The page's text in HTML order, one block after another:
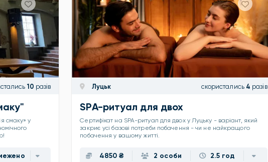
10 разів
смаку» у
Луцьк скористались 4 разів
SPA-ритуал для двох
Сертифікат на SPA-ритуал для двох у Луцьку - варіант, який
закриє усі базові потреби побачення - чи не найкращого
побачення у вашому житті.
4850 ₴ 2 особи 2.5 год